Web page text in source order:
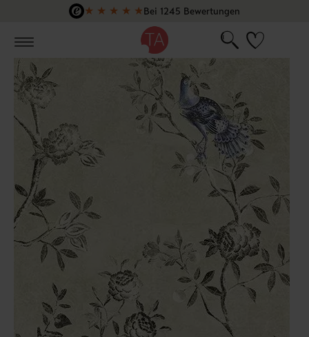
Zum Hauptinhalt springen
★ ★ ★ ★ ★Bei 1245 Bewertungen